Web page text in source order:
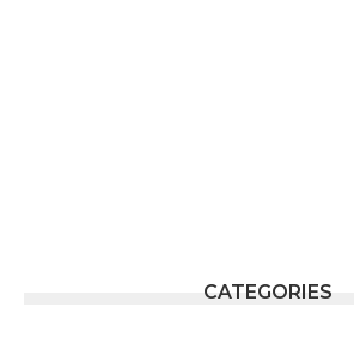
CATEGORIES